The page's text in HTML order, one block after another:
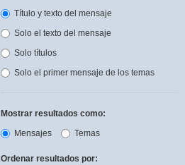
Título y texto del mensaje
Solo el texto del mensaje
Solo títulos
Solo el primer mensaje de los temas
Mostrar resultados como:
Mensajes
Temas
Ordenar resultados por: